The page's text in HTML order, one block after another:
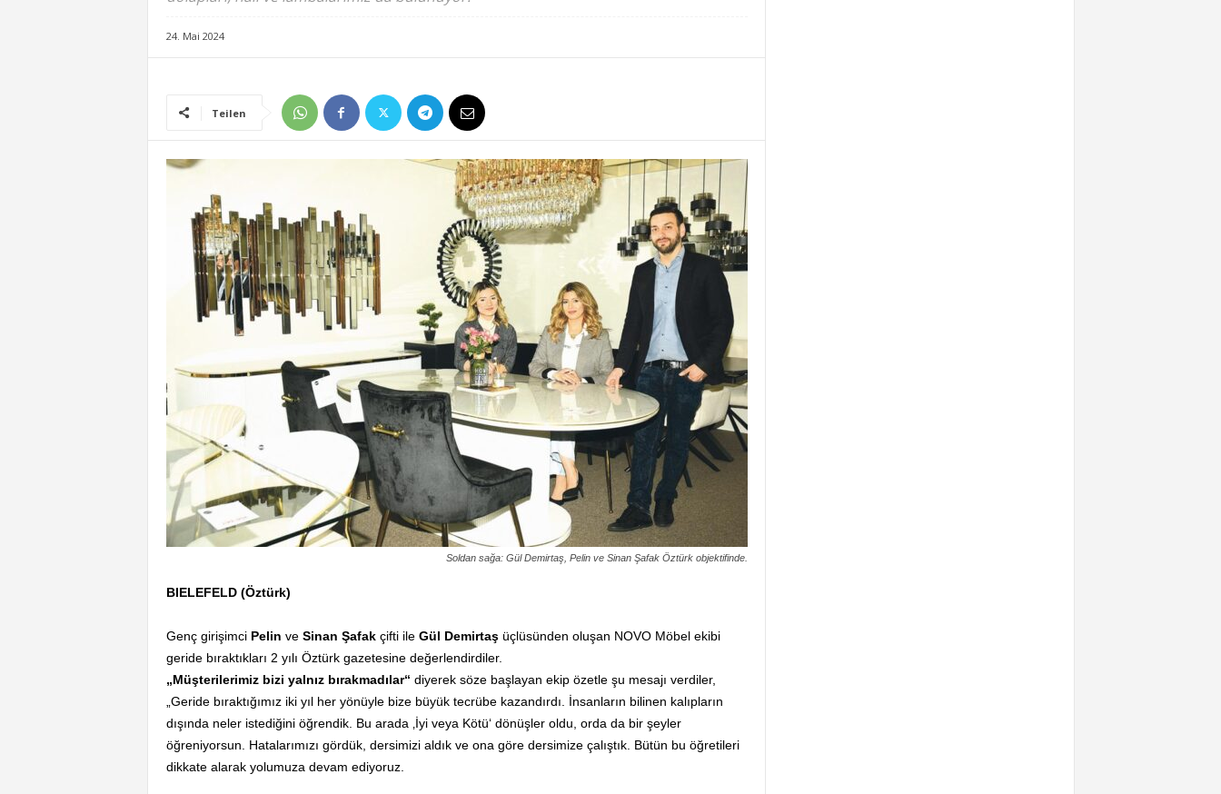
24. Mai 2024
Teilen
Soldan sağa: Gül Demirtaş, Pelin ve Sinan Şafak Öztürk objektifinde.
BIELEFELD (Öztürk)
Genç girişimci Pelin veSinan Şafakçifti ile Gül Demirtaşüçlüsünden oluşan NOVO Möbel ekibi
geride bıraktıkları 2 yılı Öztürk gazetesine değerlendirdiler.
„Müşterilerimiz bizi yalnız bırakmadılar“ diyerek söze başlayan ekip özetle şu mesajı verdiler,
„Geride bıraktığımız iki yıl her yönüyle bize büyük tecrübe kazandırdı. İnsanların bilinen kalıpların
dışında neler istediğini öğrendik. Bu arada ‚İyi veya Kötü‘ dönüşler oldu, orda da bir şeyler
öğreniyorsun. Hatalarımızı gördük, dersimizi aldık ve ona göre dersimize çalıştık. Bütün bu öğretileri
dikkate alarak yolumuza devam ediyoruz.